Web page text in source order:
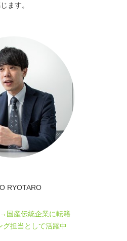
ます。
国産伝統企業に転籍
グ担当として活躍中
RYOTARO